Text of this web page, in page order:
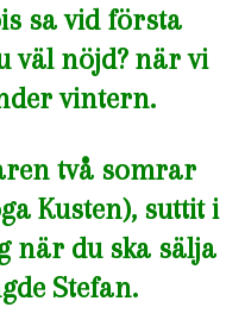
sa vid första
väl nöjd? när vi
vintern.
två somrar
Kusten), suttit i
när du ska sälja
Stefan.